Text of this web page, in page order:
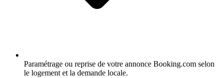
Paramétrage ou reprise de votre annonce Booking.com selon
le logement et la demande locale.